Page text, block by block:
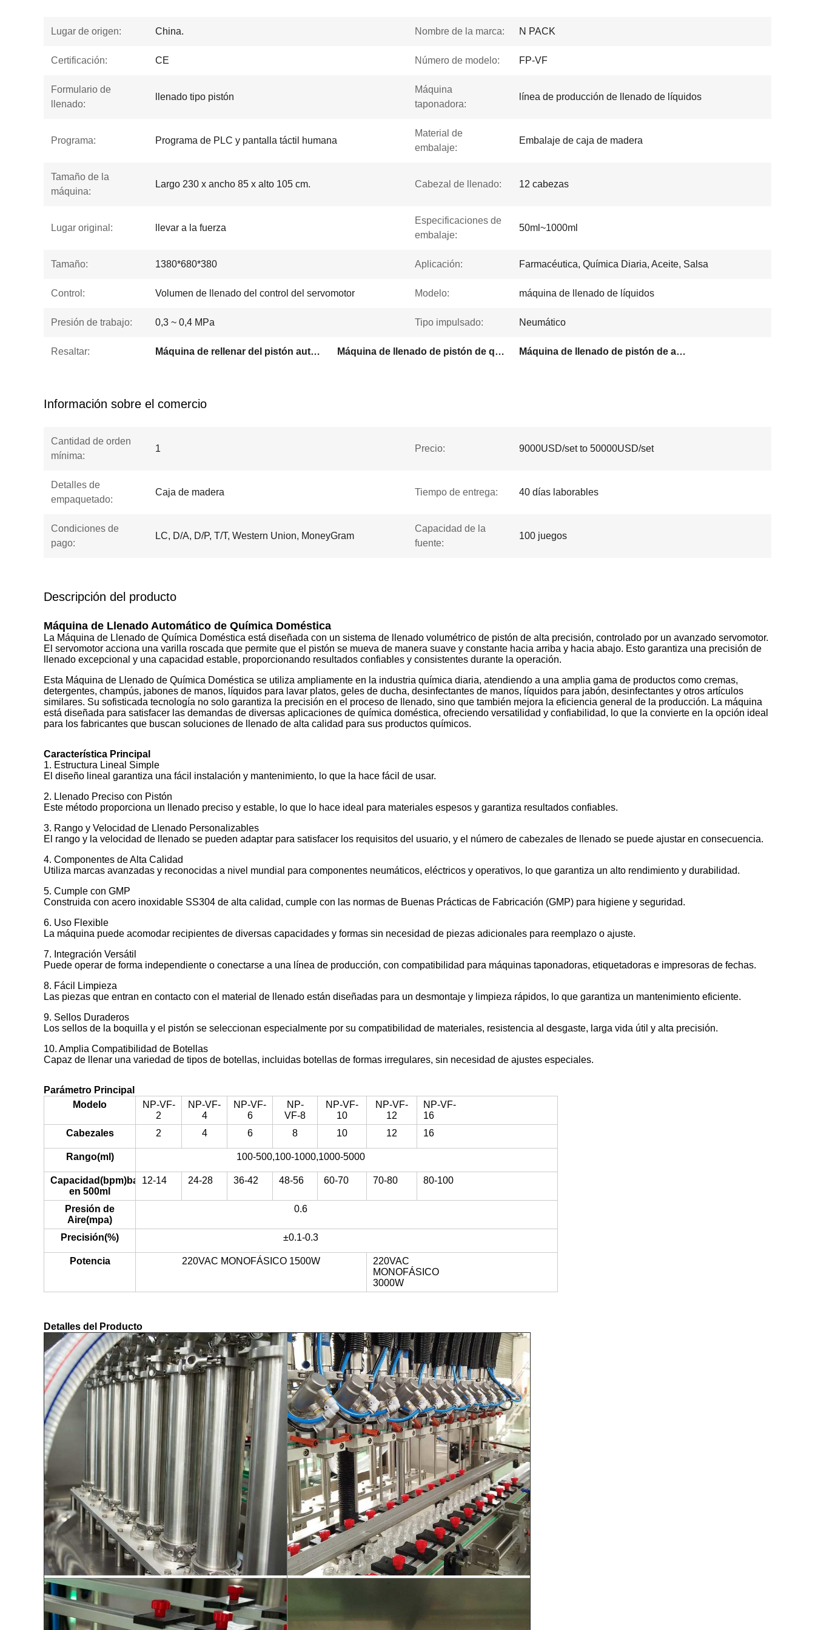
Lugar de origen: China. Nombre de la marca: N PACK
Certificación: CE Número de modelo: FP-VF
Formulario de
llenado:
llenado tipo pistón
Máquina
taponadora:
línea de producción de llenado de líquidos
Programa: Programa de PLC y pantalla táctil humana
Material de
embalaje:
Embalaje de caja de madera
Tamaño de la
máquina:
Largo 230 x ancho 85 x alto 105 cm. Cabezal de llenado: 12 cabezas
Lugar original: llevar a la fuerza
Especificaciones de
embalaje:
50ml~1000ml
Tamaño: 1380*680*380 Aplicación: Farmacéutica, Química Diaria, Aceite, Salsa
Control: Volumen de llenado del control del servomotor Modelo: máquina de llenado de líquidos
Presión de trabajo: 0,3 ~ 0,4 MPa Tipo impulsado: Neumático
Resaltar: Máquina de rellenar del pistón automático Máquina de llenado de pistón de química para el hogar Máquina de llenado de pistón de alta velocidad
Información sobre el comercio
Cantidad de orden
mínima:
1 Precio: 9000USD/set to 50000USD/set
Detalles de
empaquetado:
Caja de madera Tiempo de entrega: 40 días laborables
Condiciones de
pago:
LC, D/A, D/P, T/T, Western Union, MoneyGram
Capacidad de la
fuente:
100 juegos
Descripción del producto
Máquina de Llenado Automático de Química Doméstica
La Máquina de Llenado de Química Doméstica está diseñada con un sistema de llenado volumétrico de pistón de alta precisión, controlado por un avanzado servomotor.
El servomotor acciona una varilla roscada que permite que el pistón se mueva de manera suave y constante hacia arriba y hacia abajo. Esto garantiza una precisión de
llenado excepcional y una capacidad estable, proporcionando resultados confiables y consistentes durante la operación.
Esta Máquina de Llenado de Química Doméstica se utiliza ampliamente en la industria química diaria, atendiendo a una amplia gama de productos como cremas,
detergentes, champús, jabones de manos, líquidos para lavar platos, geles de ducha, desinfectantes de manos, líquidos para jabón, desinfectantes y otros artículos
similares. Su sofisticada tecnología no solo garantiza la precisión en el proceso de llenado, sino que también mejora la eficiencia general de la producción. La máquina
está diseñada para satisfacer las demandas de diversas aplicaciones de química doméstica, ofreciendo versatilidad y confiabilidad, lo que la convierte en la opción ideal
para los fabricantes que buscan soluciones de llenado de alta calidad para sus productos químicos.
Característica Principal
1. Estructura Lineal Simple
El diseño lineal garantiza una fácil instalación y mantenimiento, lo que la hace fácil de usar.
2. Llenado Preciso con Pistón
Este método proporciona un llenado preciso y estable, lo que lo hace ideal para materiales espesos y garantiza resultados confiables.
3. Rango y Velocidad de Llenado Personalizables
El rango y la velocidad de llenado se pueden adaptar para satisfacer los requisitos del usuario, y el número de cabezales de llenado se puede ajustar en consecuencia.
4. Componentes de Alta Calidad
Utiliza marcas avanzadas y reconocidas a nivel mundial para componentes neumáticos, eléctricos y operativos, lo que garantiza un alto rendimiento y durabilidad.
5. Cumple con GMP
Construida con acero inoxidable SS304 de alta calidad, cumple con las normas de Buenas Prácticas de Fabricación (GMP) para higiene y seguridad.
6. Uso Flexible
La máquina puede acomodar recipientes de diversas capacidades y formas sin necesidad de piezas adicionales para reemplazo o ajuste.
7. Integración Versátil
Puede operar de forma independiente o conectarse a una línea de producción, con compatibilidad para máquinas taponadoras, etiquetadoras e impresoras de fechas.
8. Fácil Limpieza
Las piezas que entran en contacto con el material de llenado están diseñadas para un desmontaje y limpieza rápidos, lo que garantiza un mantenimiento eficiente.
9. Sellos Duraderos
Los sellos de la boquilla y el pistón se seleccionan especialmente por su compatibilidad de materiales, resistencia al desgaste, larga vida útil y alta precisión.
10. Amplia Compatibilidad de Botellas
Capaz de llenar una variedad de tipos de botellas, incluidas botellas de formas irregulares, sin necesidad de ajustes especiales.
Parámetro Principal
Modelo
NP-VF-
2
NP-VF-
4
NP-VF-
6
NP-
VF-8
NP-VF-
10
NP-VF-
12
NP-VF-
16
Cabezales
2 4 6 8 10 12 16
Rango(ml) 100-500,100-1000,1000-5000
Capacidad(bpm)basado
en 500ml
12-14 24-28 36-42 48-56 60-70 70-80 80-100
Presión de
Aire(mpa)
0.6
Precisión(%) ±0.1-0.3
Potencia 220VAC MONOFÁSICO 1500W
220VAC
MONOFÁSICO
3000W
Detalles del Producto